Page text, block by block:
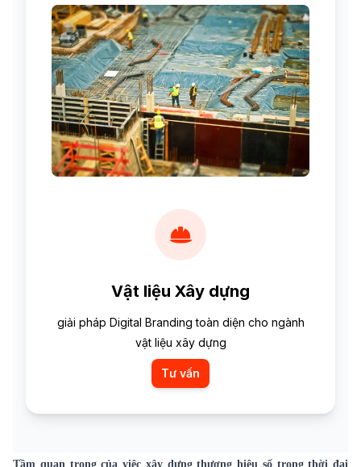
Vật liệu Xây dựng
giải pháp Digital Branding toàn diện cho ngành
vật liệu xây dựng
Tư vấn
Tầm quan trọng của việc xây dựng thương hiệu số trong thời đại